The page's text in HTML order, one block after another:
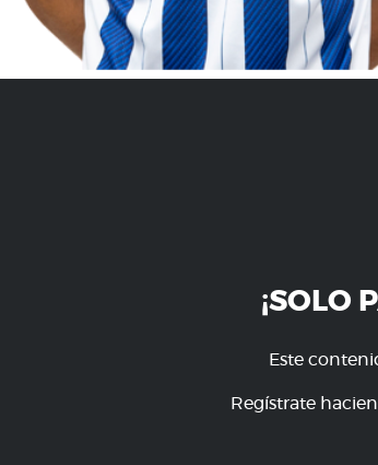
¡SOLO
Este
Regístrate